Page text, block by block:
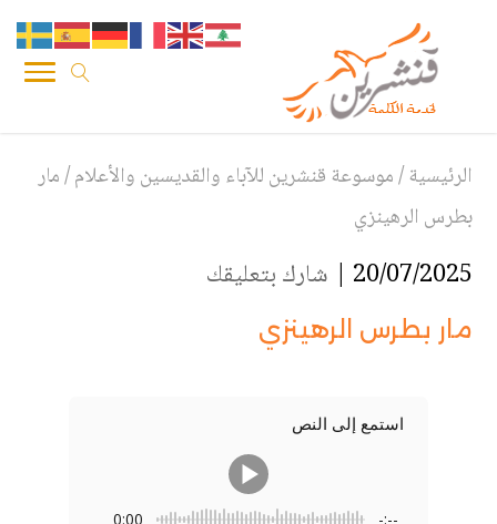
الرئيسية/موسوعة قنشرين للآباء والقديسين والأعلام/مار
بطرس الرهينزي
20/07/2025 | شارك بتعليقك
مار بطرس الرهينزي
استمع إلى النص
0:00 -:--